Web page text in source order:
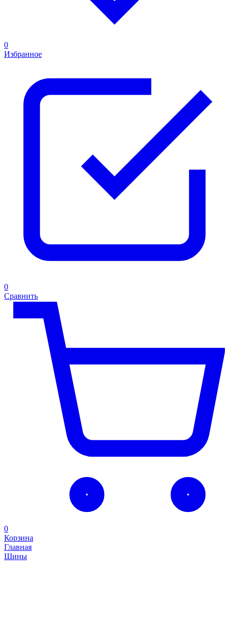
0
Избранное
0
Сравнить
0
Корзина
Главная
Шины